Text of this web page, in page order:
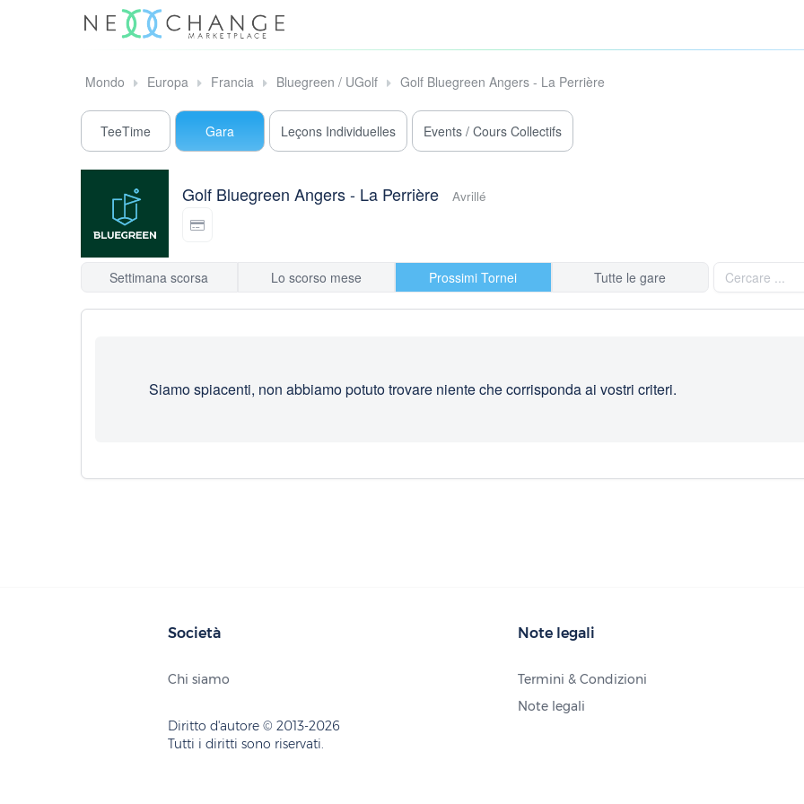
Mondo Europa Francia Bluegreen / UGolf Golf Bluegreen Angers - La Perrière
TeeTime Gara Leçons Individuelles Events / Cours Collectifs
Golf Bluegreen Angers - La Perrière Avrillé
Settimana scorsa Lo scorso mese Prossimi Tornei Tutte le gare
Siamo spiacenti, non abbiamo potuto trovare niente che corrisponda ai vostri criteri.
Società
Chi siamo
Diritto d'autore © 2013-2026
Tutti i diritti sono riservati.
Note legali
Termini & Condizioni
Note legali